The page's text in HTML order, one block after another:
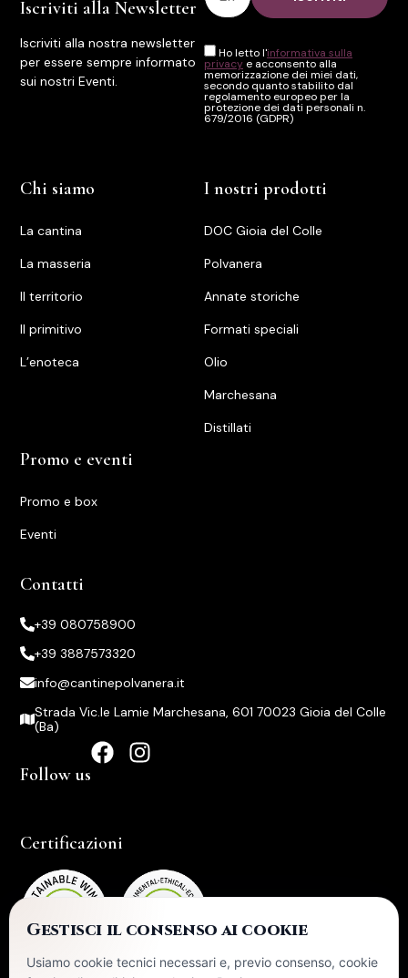
Iscriviti alla Newsletter
Iscriviti alla nostra newsletter
per essere sempre informato
sui nostri Eventi.
Ho letto l'informativa sulla
privacy e acconsento alla
memorizzazione dei miei dati,
secondo quanto stabilito dal
regolamento europeo per la
protezione dei dati personali n.
679/2016 (GDPR)
Chi siamo
La cantina
La masseria
Il territorio
ll primitivo
L’enoteca
I nostri prodotti
DOC Gioia del Colle
Polvanera
Annate storiche
Formati speciali
Olio
Marchesana
Distillati
Promo e eventi
Promo e box
Eventi
Contatti
+39 080758900
+39 3887573320
info@cantinepolvanera.it
Strada Vic.le Lamie Marchesana, 601 70023 Gioia del Colle
(Ba)
Follow us
Certificazioni
La ditta ha ricevuto nel corso del 2024 aiuti di stato
Gestisci il consenso ai cookie
Usiamo cookie tecnici necessari e, previo consenso, cookie